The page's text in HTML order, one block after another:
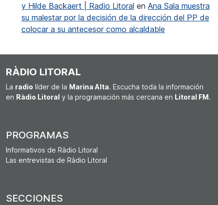
y Hilde Backaert | Radio Litoral en Ana Sala muestra
su malestar por la decisión de la dirección del PP de
colocar a su antecesor como alcaldable
RÀDIO LITORAL
La radio líder de la Marina Alta. Escucha toda la información
en Ràdio Litoral y la programación más cercana en Litoral FM.
PROGRAMAS
Informativos de Ràdio Litoral
Las entrevistas de Ràdio Litoral
SECCIONES